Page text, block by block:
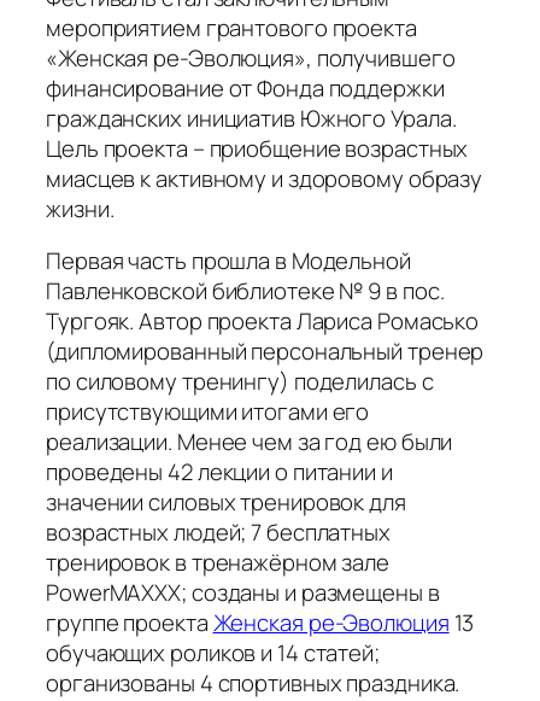
мероприятием грантового проекта
«Женская ре-Эволюция», получившего
финансирование от Фонда поддержки
гражданских инициатив Южного Урала.
Цель проекта – приобщение возрастных
миасцев к активному и здоровому образу
жизни.
Первая часть прошла в Модельной
Павленковской библиотеке № 9 в пос.
Тургояк. Автор проекта Лариса Ромасько
(дипломированный персональный тренер
по силовому тренингу) поделилась с
присутствующими итогами его
реализации. Менее чем за год ею были
проведены 42 лекции о питании и
значении силовых тренировок для
возрастных людей; 7 бесплатных
тренировок в тренажёрном зале
PowerMAXXX; созданы и размещены в
группе проектаЖенская ре-Эволюция 13
обучающих роликов и 14 статей;
организованы 4 спортивных праздника.